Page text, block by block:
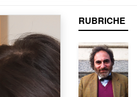
RUBRICHE